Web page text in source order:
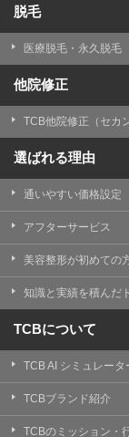
脱毛
医療脱毛・永久脱毛
他院修正
TCB他院修正（セカ
選ばれる理由
通いやすい価格設定
アフターサービス
美容整形が初めての
知識と実績を積んだ
TCBについて
TCB AI シミュレータ
TCBブランド紹介
TCBのミッション・